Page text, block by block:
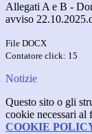
Allegati A e B -
avviso
File DOCX
Contatore click: 15
Notizie
Questo sito o gli
cookie necessari
COOKIE